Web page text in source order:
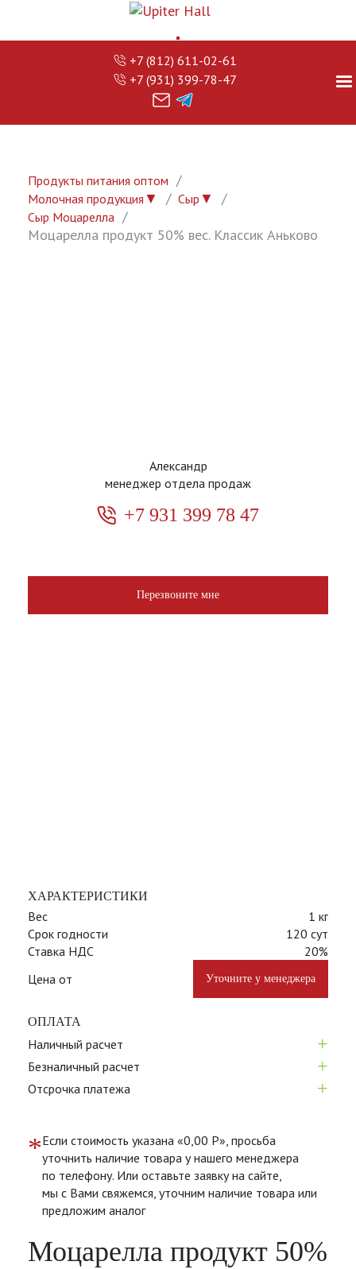
+7 (812) 611-02-61
+7 (931) 399-78-47
Продукты питания оптом
Молочная продукция ▼ Сыр ▼
Сыр Моцарелла
Моцарелла продукт 50% вес. Классик Аньково
Александр
менеджер отдела продаж
+7 931 399 78 47
Перезвоните мне
Моцарелла продукт 50%
ХАРАКТЕРИСТИКИ
Вес
1 кг
Срок годности
120 сут
Ставка НДС
20%
Цена от
Уточните у менеджера
ОПЛАТА
Наличный расчет +
Безналичный расчет +
Отсрочка платежа +
*Если стоимость указана «0,00 Р», просьба
уточнить наличие товара у нашего менеджера
по телефону. Или оставьте заявку на сайте,
мы с Вами свяжемся, уточним наличие товара или
предложим аналог